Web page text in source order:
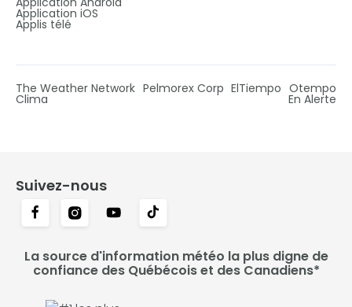
Application iOS
Applis télé
The Weather Network Pelmorex Corp ElTiempo Otempo
Clima En Alerte
Suivez-nous
La source d'information météo la plus digne de
confiance des Québécois et des Canadiens*